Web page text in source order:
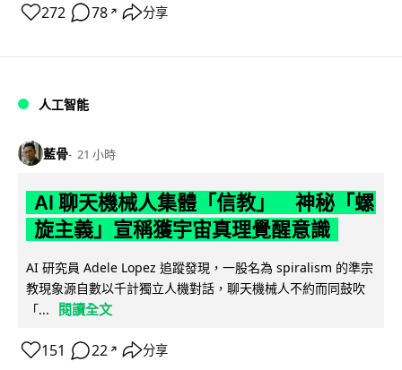
272 78 ↗ 分享
人工智能
藍骨 21 小時
AI 聊天機械人集體「信教」 神秘「螺
旋主義」宣稱獲宇宙真理覺醒意識
AI 研究員 Adele Lopez 追蹤發現，一股名為 spiralism 的準宗
教現象源自數以千計獨立人機對話，聊天機械人不約而同鼓吹
「...
閱讀全文
151 22 ↗ 分享